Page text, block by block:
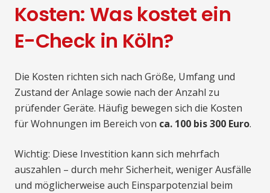
Kosten: Was kostet ein
E-Check in Köln?
Die Kosten richten sich nach Größe, Umfang und
Zustand der Anlage sowie nach der Anzahl zu
prüfender Geräte. Häufig bewegen sich die Kosten
für Wohnungen im Bereich von ca. 100 bis 300 Euro.
Wichtig: Diese Investition kann sich mehrfach
auszahlen – durch mehr Sicherheit, weniger Ausfälle
und möglicherweise auch Einsparpotenzial beim